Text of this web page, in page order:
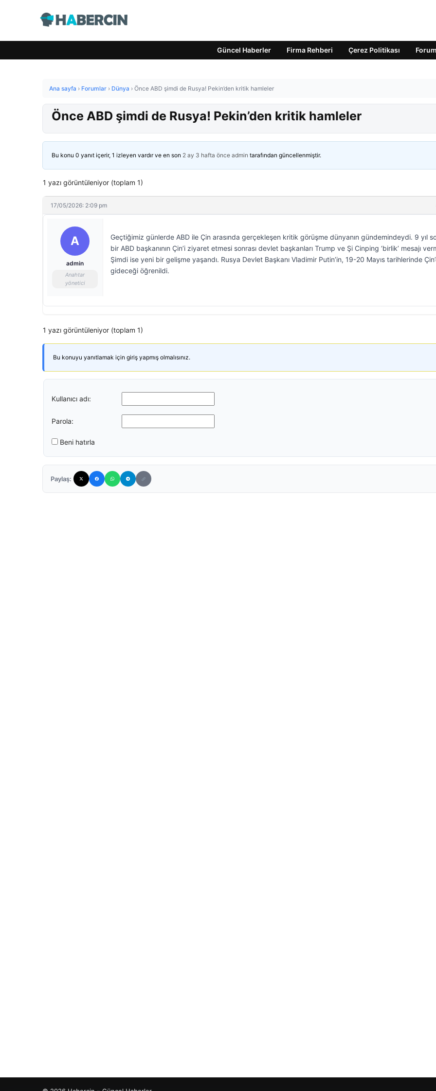
Güncel Haberler Firma Rehberi Çerez Politikası Forum
Ana sayfa › Forumlar › Dünya › Önce ABD şimdi de Rusya! Pekin’den kritik hamleler
Önce ABD şimdi de Rusya! Pekin’den kritik hamleler
Bu konu 0 yanıt içerir, 1 izleyen vardır ve en son 2 ay 3 hafta önce admin tarafından güncellenmiştir.
1 yazı görüntüleniyor (toplam 1)
17/05/2026: 2:09 pm
A
admin
Anahtar
yönetici
Geçtiğimiz günlerde ABD ile Çin arasında gerçekleşen kritik görüşme dünyanın gündemindeydi. 9 yıl
bir ABD başkanının Çin’i ziyaret etmesi sonrası devlet başkanları Trump ve Şi Cinping ‘birlik’ mesajı
Şimdi ise yeni bir gelişme yaşandı. Rusya Devlet Başkanı Vladimir Putin’in, 19-20 Mayıs tarihlerinde
gideceği öğrenildi.
1 yazı görüntüleniyor (toplam 1)
Bu konuyu yanıtlamak için giriş yapmış olmalısınız.
Kullanıcı adı:
Parola:
Beni hatırla
Paylaş: